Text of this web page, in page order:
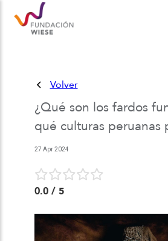
Volver
¿Qué son los fardos
qué culturas peruanas
27 Apr 2024
0.0/ 5